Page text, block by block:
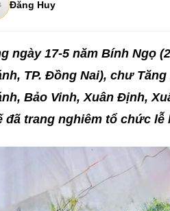
Đăng Huy
ngày 17-5 năm Bính Ngọ
TP. Đồng Nai), chư
Bảo Vinh, Xuân Định,
đã trang nghiêm tổ chức lễ